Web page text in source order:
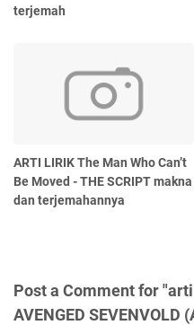
terjemah
ARTI LIRIK The Man Who Can’t
Be Moved - THE SCRIPT makna
dan terjemahannya
Post a Comment for "arti
AVENGED